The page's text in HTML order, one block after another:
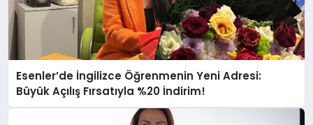
Esenler’de İngilizce Öğrenmenin Yeni Adresi:
Büyük Açılış Fırsatıyla %20 İndirim!